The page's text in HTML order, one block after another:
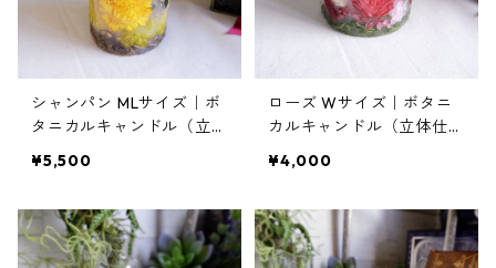
シャンパン MLサイズ｜ボ
タニカルキャンドル（立体
¥5,500
ローズ Wサイズ｜ボタニ
カルキャンドル（立体仕上
¥4,000